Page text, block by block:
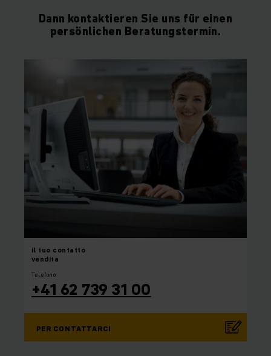
Dann kontaktieren Sie uns für einen
persönlichen Beratungstermin.
il tuo contatto
vendita
Telefono
+41 62 739 31 00
PER CONTATTARCI